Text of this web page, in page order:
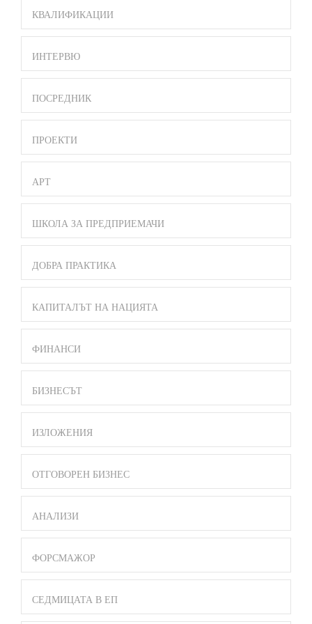
КВАЛИФИКАЦИИ
ИНТЕРВЮ
ПОСРЕДНИК
ПРОЕКТИ
АРТ
ШКОЛА ЗА ПРЕДПРИЕМАЧИ
ДОБРА ПРАКТИКА
КАПИТАЛЪТ НА НАЦИЯТА
ФИНАНСИ
БИЗНЕСЪТ
ИЗЛОЖЕНИЯ
ОТГОВОРЕН БИЗНЕС
АНАЛИЗИ
ФОРСМАЖОР
СЕДМИЦАТА В ЕП